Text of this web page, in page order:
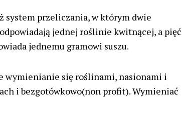
system przeliczania, w którym dwie
jednej roślinie kwitnącej, a pięć
jednemu gramowi suszu.
wymienianie się roślinami, nasionami i
i bezgotówkowo(non profit). Wymieniać